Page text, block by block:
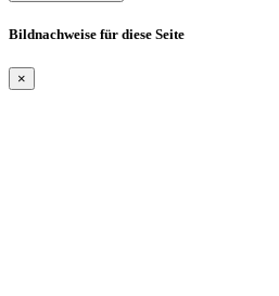
Bildnachweise für diese Seite
×